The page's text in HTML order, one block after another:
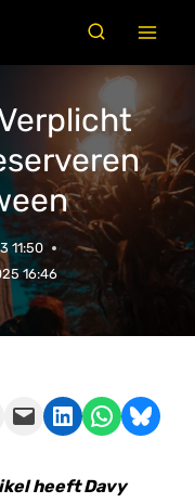
11:50
16:46
Deze pagina e-mailen Delen op LinkedIn Delen via WhatsApp Share on Bluesky
heeft Davy